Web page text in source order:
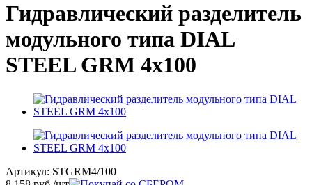
Гидравлический разделитель
модульного типа DIAL
STEEL GRM 4х100
Артикул: STGRM4/100